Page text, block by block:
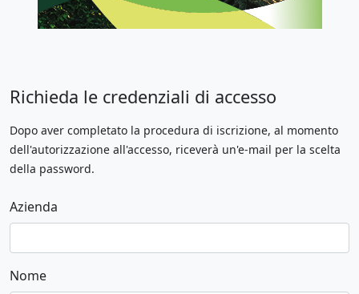
Richieda le credenziali di accesso
Dopo aver completato la procedura di iscrizione, al momento
dell'autorizzazione all'accesso, riceverà un'e-mail per la scelta
della password.
Azienda
Nome